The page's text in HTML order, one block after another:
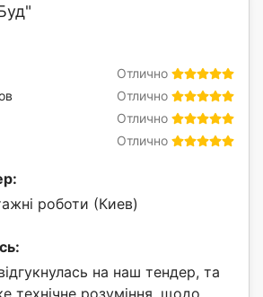
Отлично
Отлично
Отлично
Отлично
роботи (Киев)
на наш тендер, та
технічне розуміння, щодо